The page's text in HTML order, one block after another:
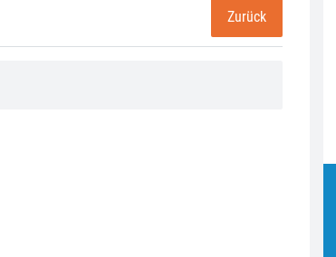
Zurück